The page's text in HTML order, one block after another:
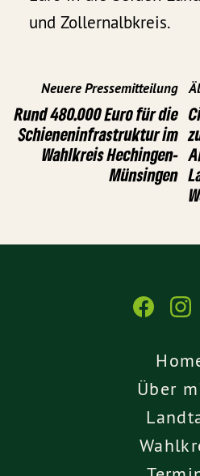
und Zollernalbkreis.
Neuere Pressemitteilung
Rund 480.000 Euro für die
Schieneninfrastruktur im
Wahlkreis Hechingen-
Münsingen
Über